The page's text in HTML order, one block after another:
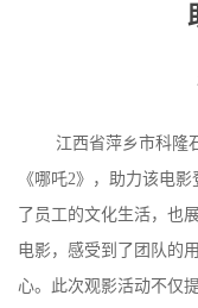
公
动
江西省萍乡市科隆
《哪吒2》，助力该电影
了员工的文化生活，也
电影，感受到了团队的
心。此次观影活动不仅